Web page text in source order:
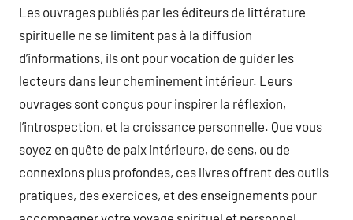
Les ouvrages publiés par les éditeurs de littérature
spirituelle ne se limitent pas à la diffusion
d’informations, ils ont pour vocation de guider les
lecteurs dans leur cheminement intérieur. Leurs
ouvrages sont conçus pour inspirer la réflexion,
l’introspection, et la croissance personnelle. Que vous
soyez en quête de paix intérieure, de sens, ou de
connexions plus profondes, ces livres offrent des outils
pratiques, des exercices, et des enseignements pour